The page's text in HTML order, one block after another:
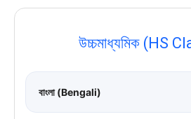
উচ্চমাধ্যমিক (HS
বাংলা (Bengali)